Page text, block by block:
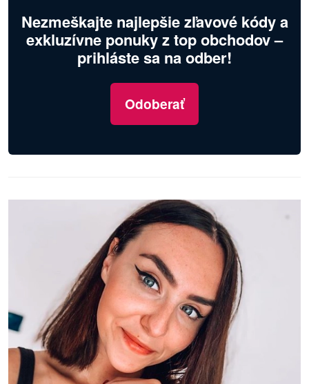
Nezmeškajte najlepšie zľavové kódy a
exkluzívne ponuky z top obchodov –
prihláste sa na odber!
Odoberať